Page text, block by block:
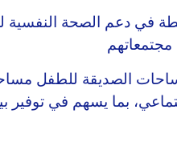
في دعم الصحة النفسية
الصديقة للطفل